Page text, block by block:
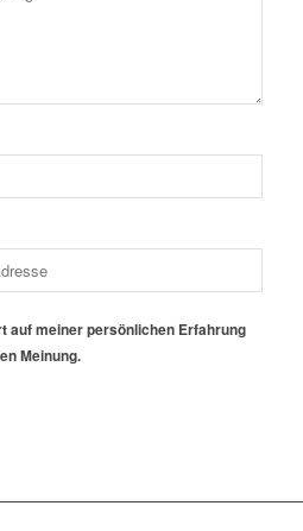
auf meiner persönlichen Erfahrung
Meinung.